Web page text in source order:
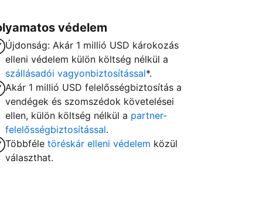
védelem
Újdonság: Akár 1 millió USD károkozás
elleni védelem külön költség nélkül a
szállásadói vagyonbiztosítással*.
Akár 1 millió USD felelősségbiztosítás a
vendégek és szomszédok követelései
ellen, külön költség nélkül a partner-
felelősségbiztosítással.
Többféletöréskár elleni védelem közül
választhat.